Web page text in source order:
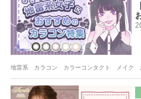
地雷系 カラコン カラーコンタクト メイク